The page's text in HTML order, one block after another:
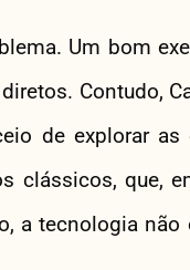
Um bom
Contudo,
de explorar as
que,
a tecnologia